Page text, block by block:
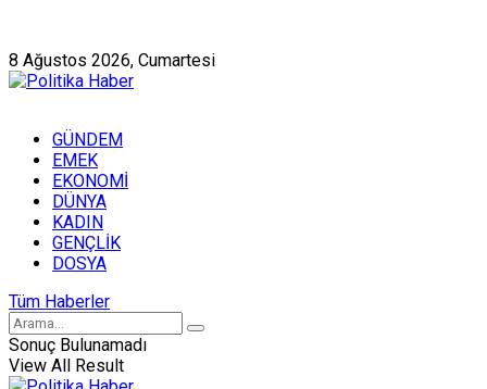
8 Ağustos 2026, Cumartesi
GÜNDEM
EMEK
EKONOMİ
DÜNYA
KADIN
GENÇLİK
DOSYA
Tüm Haberler
Sonuç Bulunamadı
View All Result